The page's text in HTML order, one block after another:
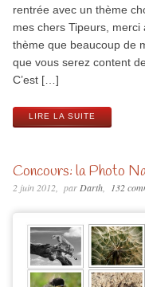
rentrée avec un thème
mes chers Tipeurs, merci
thème que beaucoup de
que vous serez content
C’est […]
LIRE LA SUITE
Concours: la Photo
2 juin 2012 parDarth 132